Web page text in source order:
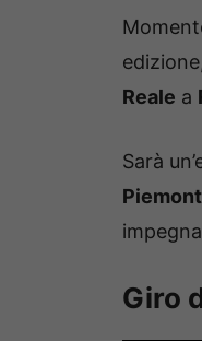
Reale a
Sarà
Giro